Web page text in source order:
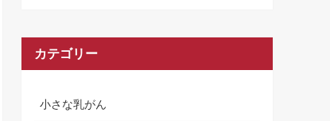
カテゴリー
小さな乳がん